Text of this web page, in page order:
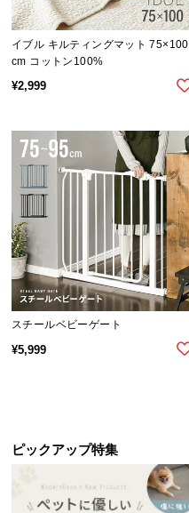
客
様
お
知
ら
ブ
企
イブル キルティングマット 75×100
cm コットン100%
¥2,999
スチールベビーゲート
¥5,999
ピックアップ特集